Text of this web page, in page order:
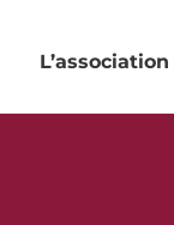
L’association